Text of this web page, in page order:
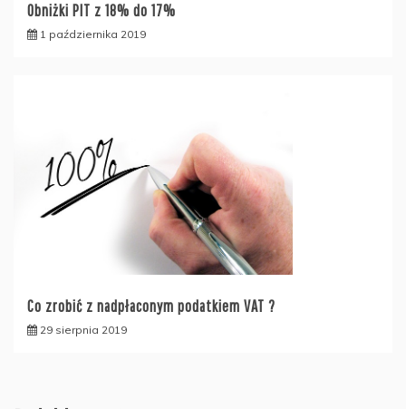
Obniżki PIT z 18% do 17%
1 października 2019
Co zrobić z nadpłaconym podatkiem VAT ?
29 sierpnia 2019